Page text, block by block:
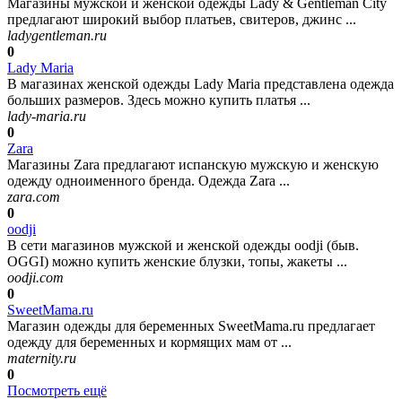
предлагают широкий выбор платьев, свитеров, джинс ...
ladygentleman.ru
0
Lady Maria
В магазинах женской одежды Lady Maria представлена одежда
больших размеров. Здесь можно купить платья ...
lady-maria.ru
0
Zara
Магазины Zara предлагают испанскую мужскую и женскую
одежду одноименного бренда. Одежда Zara ...
zara.com
0
oodji
В сети магазинов мужской и женской одежды oodji (быв.
OGGI) можно купить женские блузки, топы, жакеты ...
oodji.com
0
SweetMama.ru
Магазин одежды для беременных SweetMama.ru предлагает
одежду для беременных и кормящих мам от ...
maternity.ru
0
Посмотреть ещё